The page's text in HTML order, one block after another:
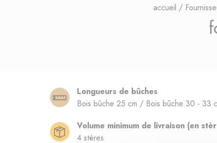
accueil /
Longueurs de bûches
Bois bûche 25 cm / Bois bûche 30 -
Volume minimum de livraison (en
4 stères